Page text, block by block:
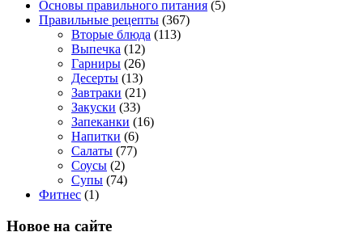
Основы правильного питания (5)
Правильные рецепты (367)
Вторые блюда (113)
Выпечка (12)
Гарниры (26)
Десерты (13)
Завтраки (21)
Закуски (33)
Запеканки (16)
Напитки (6)
Салаты (77)
Соусы (2)
Супы (74)
Фитнес (1)
Новое на сайте